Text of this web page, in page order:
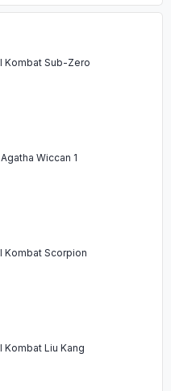
Kombat Sub-Zero
Wiccan 1
Kombat Scorpion
Kombat Liu Kang